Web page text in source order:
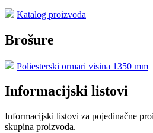
Katalog proizvoda
Brošure
Poliesterski ormari visina 1350 mm
Informacijski listovi
Informacijski listovi za pojedinačne
skupina proizvoda.